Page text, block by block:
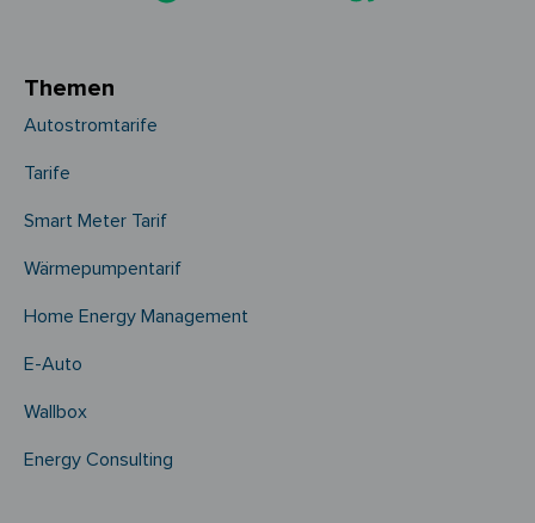
Themen
Autostromtarife
Tarife
Smart Meter Tarif
Wärmepumpentarif
Home Energy Management
E-Auto
Wallbox
Energy Consulting